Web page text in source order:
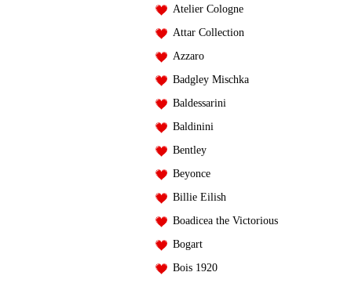
Atelier Cologne
Attar Collection
Azzaro
Badgley Mischka
Baldessarini
Baldinini
Bentley
Beyonce
Billie Eilish
Boadicea the Victorious
Bogart
Bois 1920